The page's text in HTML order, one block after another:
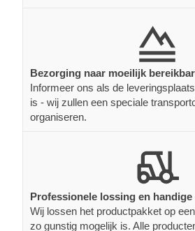
Bezorging naar moeilijk
Informeer ons als de
is - wij zullen een speciale
organiseren.
Professionele lossing en handige
Wij lossen het productpakket op
zo gunstig mogelijk is. Alle